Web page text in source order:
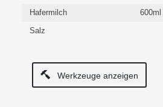
Hafermilch 600ml
Salz
Werkzeuge anzeigen